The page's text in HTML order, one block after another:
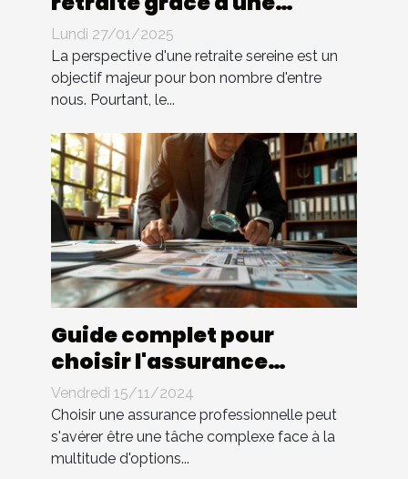
consultation
personnalisée
Lundi 27/01/2025
La perspective d'une retraite sereine est un
objectif majeur pour bon nombre d'entre
nous. Pourtant, le...
Guide complet pour
choisir l'assurance
professionnelle adaptée à
votre secteur
Vendredi 15/11/2024
Choisir une assurance professionnelle peut
s'avérer être une tâche complexe face à la
multitude d'options...